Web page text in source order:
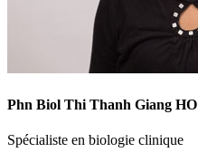
Phn Biol Thi Thanh Giang HO
Spécialiste en biologie clinique